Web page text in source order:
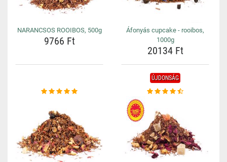
NARANCSOS ROOIBOS, 500g
9766 Ft
Áfonyás cupcake - rooibos,
1000g
20134 Ft
ÚJDONSÁG